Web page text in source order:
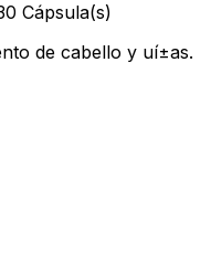
Cápsula(s)
de cabello y uí±as.